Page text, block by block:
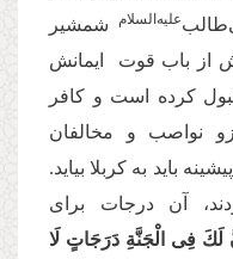
علیه‌السلام
شمشیر
از باب قوت ایمانش
کرده است و کافر
نواصب و مخالفان
باید به کربلا بیاید.
آن درجات برای
لَكَ فِی الْجَنَّةِ دَرَجَاتٍ لَا